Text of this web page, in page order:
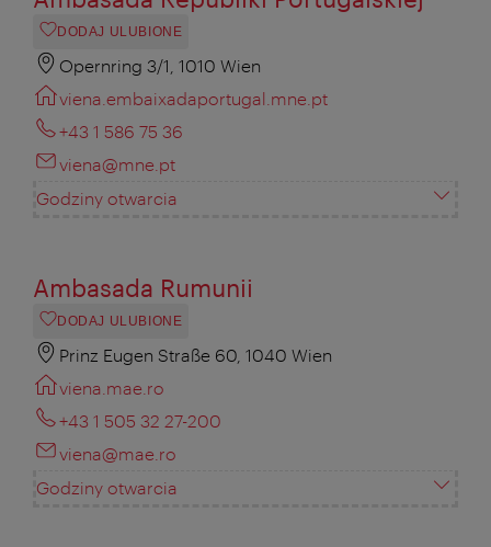
DODAJ ULUBIONE
Opernring 3/1, 1010 Wien
viena.embaixadaportugal.mne.pt
+43 1 586 75 36
viena@mne.pt
Godziny otwarcia
Ambasada Rumunii
DODAJ ULUBIONE
Prinz Eugen Straße 60, 1040 Wien
viena.mae.ro
+43 1 505 32 27-200
viena@mae.ro
Godziny otwarcia